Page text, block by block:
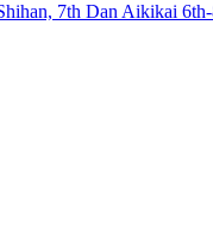
7th Dan Aikikai